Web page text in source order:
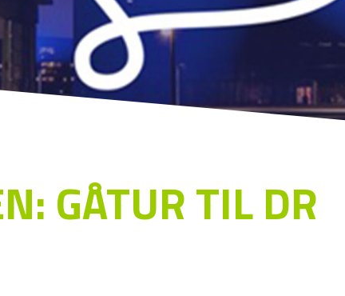
GÅTUR TIL DR